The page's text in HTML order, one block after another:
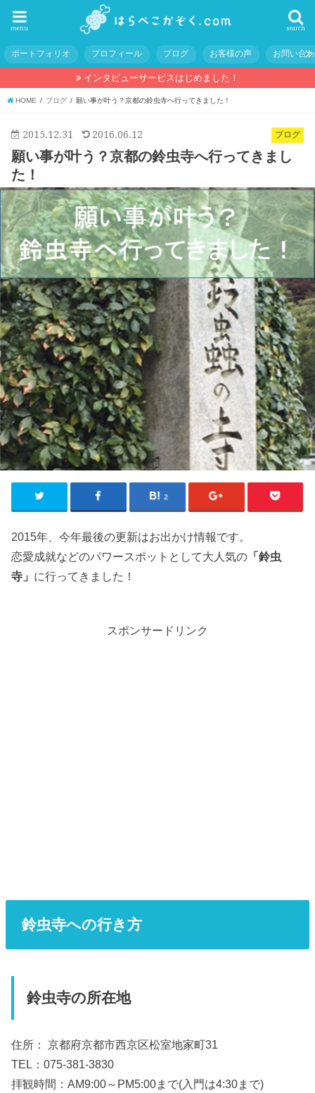
search
menu
ポートフォリオ プロフィール ブログ お客様の声 お問い合
インタビューサービスはじめました！
HOME ブログ 願い事が叶う？京都の鈴虫寺へ行ってきました！
ブログ
2015.12.31 2016.06.12
願い事が叶う？京都の鈴虫寺へ行ってきまし
た！
2
2015年、今年最後の更新はお出かけ情報です。
恋愛成就などのパワースポットとして大人気の 「鈴虫
寺」 に行ってきました！
スポンサードリンク
鈴虫寺への行き方
鈴虫寺の所在地
住所： 京都府京都市西京区松室地家町31
TEL：075-381-3830
拝観時間：AM9:00～PM5:00まで(入門は4:30まで)